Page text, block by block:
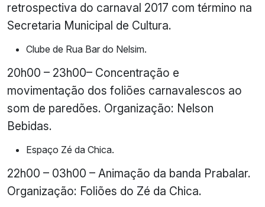
retrospectiva do carnaval 2017 com término na
Secretaria Municipal de Cultura.
Clube de Rua Bar do Nelsim.
20h00 – 23h00– Concentração e
movimentação dos foliões carnavalescos ao
som de paredões. Organização: Nelson
Bebidas.
Espaço Zé da Chica.
22h00 – 03h00 – Animação da banda Prabalar.
Organização: Foliões do Zé da Chica.